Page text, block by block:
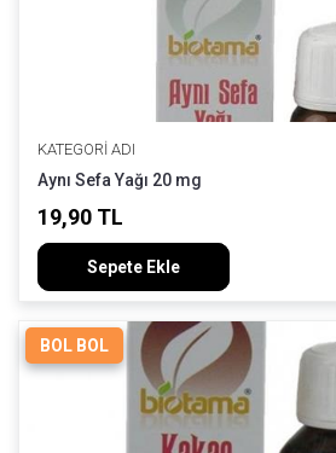
KATEGORI ADI
Aynı Sefa Yağı 20 mg
19,90 TL
Sepete Ekle
BOL BOL